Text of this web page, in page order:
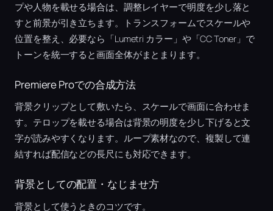
プや人物を載せる場合は、調整レイヤーで明度を少し落と
すと前景が引き立ちます。トランスフォームでスケールや
位置を整え、必要なら「Lumetri カラー」や「CC Toner」で
トーンを統一すると画面全体がまとまります。
Premiere Proでの合成方法
背景クリップとして敷いたら、スケールで画面に合わせま
す。テロップを載せる場合は背景の明度を少し下げると文
字が読みやすくなります。ループ素材なので、複製して連
結すれば配信などの長尺にも対応できます。
背景としての配置・なじませ方
背景として使うときのコツです。